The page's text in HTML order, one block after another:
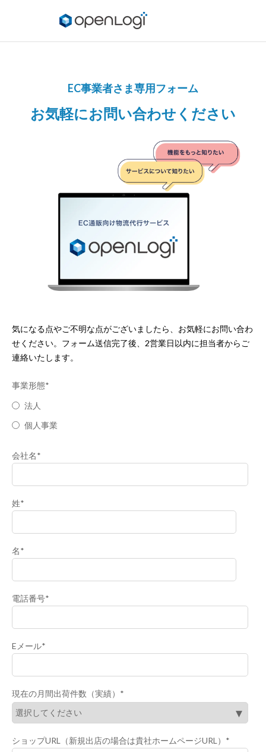
EC事業者さま専用フォーム
お気軽にお問い合わせください
気になる点やご不明な点がございましたら、お気軽にお問い合わ
せください。フォーム送信完了後、2営業日以内に担当者からご
連絡いたします。
事業形態*
法人
個人事業
会社名*
姓*
名*
電話番号*
Eメール*
現在の月間出荷件数（実績） *
ショップURL（新規出店の場合は貴社ホームページURL） *